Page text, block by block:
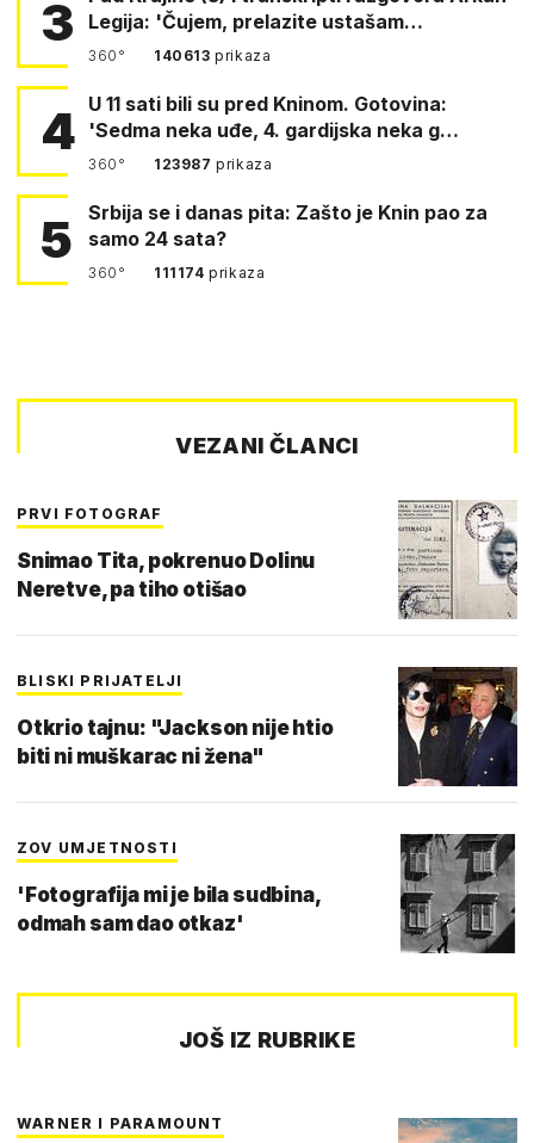
3
Legija: 'Čujem, prelazite ustašam…
360° 140613prikaza
4 U 11 sati bili su pred Kninom. Gotovina:
'Sedma neka uđe, 4. gardijska neka g…
360° 123987prikaza
5
Srbija se i danas pita: Zašto je Knin pao za
samo 24 sata?
360° 111174prikaza
VEZANI ČLANCI
PRVI FOTOGRAF
Snimao Tita, pokrenuo Dolinu
Neretve, pa tiho otišao
BLISKI PRIJATELJI
Otkrio tajnu: "Jackson nije htio
biti ni muškarac ni žena"
ZOV UMJETNOSTI
'Fotografija mi je bila sudbina,
odmah sam dao otkaz'
JOŠ IZ RUBRIKE
WARNER I PARAMOUNT